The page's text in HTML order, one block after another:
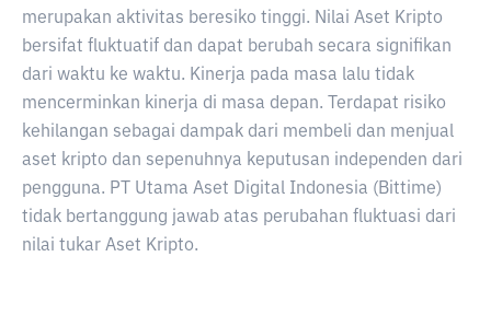
merupakan aktivitas beresiko tinggi. Nilai Aset Kripto
bersifat fluktuatif dan dapat berubah secara signifikan
dari waktu ke waktu. Kinerja pada masa lalu tidak
mencerminkan kinerja di masa depan. Terdapat risiko
kehilangan sebagai dampak dari membeli dan menjual
aset kripto dan sepenuhnya keputusan independen dari
pengguna. PT Utama Aset Digital Indonesia (Bittime)
tidak bertanggung jawab atas perubahan fluktuasi dari
nilai tukar Aset Kripto.